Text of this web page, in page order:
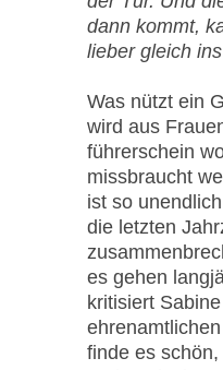
dann kommt,
lieber gleich
Was nützt ein
wird aus
führerschein
missbraucht
ist so
die letzten
es gehen
kritisiert
finde es